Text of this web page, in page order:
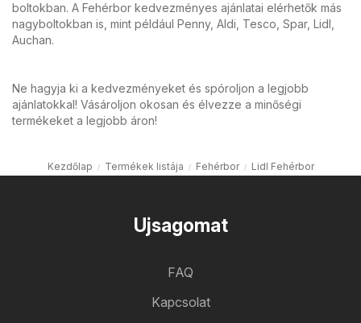
boltokban. A Fehérbor kedvezményes ajánlatai elérhetők más
nagyboltokban is, mint például Penny, Aldi, Tesco, Spar, Lidl,
Auchan.
Ne hagyja ki a kedvezményeket és spóroljon a legjobb
ajánlatokkal! Vásároljon okosan és élvezze a minőségi
termékeket a legjobb áron!
Kezdőlap Termékek listája Fehérbor Lidl Fehérbor
Ujsagomat
FAQ
Kapcsolat